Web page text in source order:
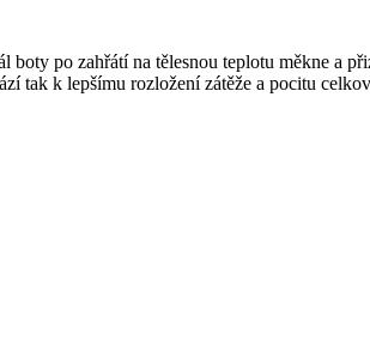
boty po zahřátí na tělesnou teplotu měkne a
tak k lepšímu rozložení zátěže a pocitu